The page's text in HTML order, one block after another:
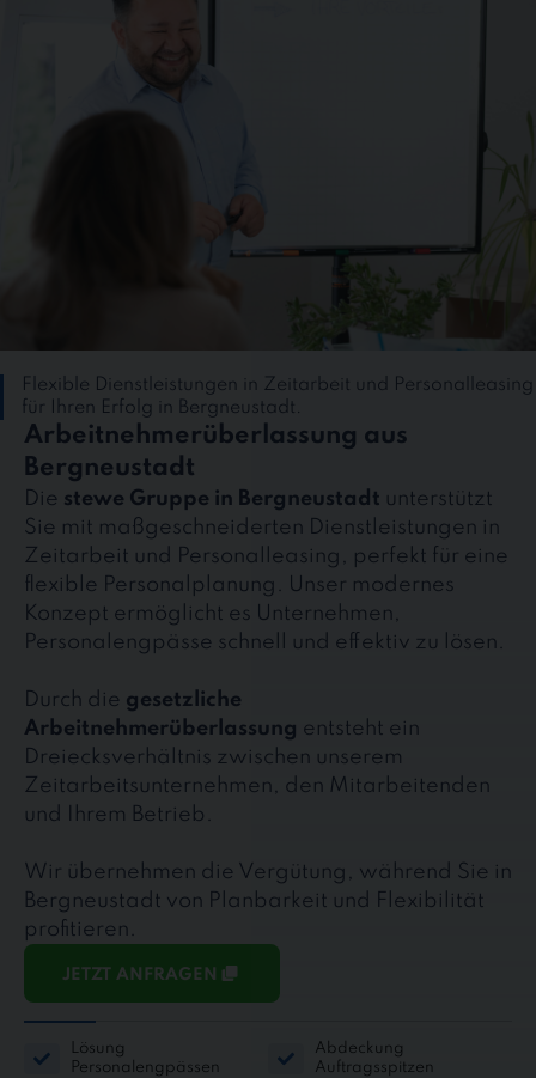
Arbeitnehmerüberlassung aus
Bergneustadt
Die stewe Gruppe in Bergneustadt unterstützt
Sie mit maßgeschneiderten Dienstleistungen in
Zeitarbeit und Personalleasing, perfekt für eine
flexible Personalplanung. Unser modernes
Konzept ermöglicht es Unternehmen,
Personalengpässe schnell und effektiv zu lösen.
Durch die gesetzliche
Arbeitnehmerüberlassung entsteht ein
Dreiecksverhältnis zwischen unserem
Zeitarbeitsunternehmen, den Mitarbeitenden
und Ihrem Betrieb.
Wir übernehmen die Vergütung, während Sie in
Bergneustadt von Planbarkeit und Flexibilität
profitieren.
JETZT ANFRAGEN
Lösung
Personalengpässen
Abdeckung
Auftragsspitzen
Flexible Dienstleistungen in Zeitarbeit und Personalleasing
für Ihren Erfolg in Bergneustadt.